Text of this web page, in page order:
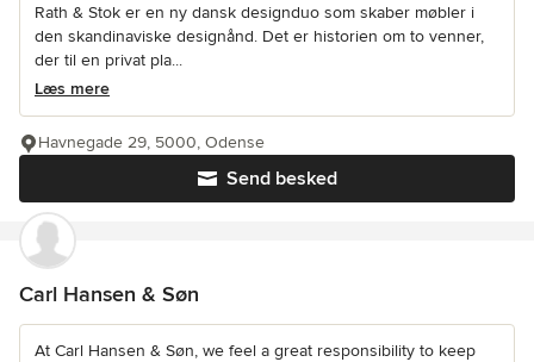
Rath & Stok er en ny dansk designduo som skaber møbler i
den skandinaviske designånd. Det er historien om to venner,
der til en privat pla...
Læs mere
Send besked
Havnegade 29, 5000, Odense
Carl Hansen & Søn
At Carl Hansen & Søn, we feel a great responsibility to keep